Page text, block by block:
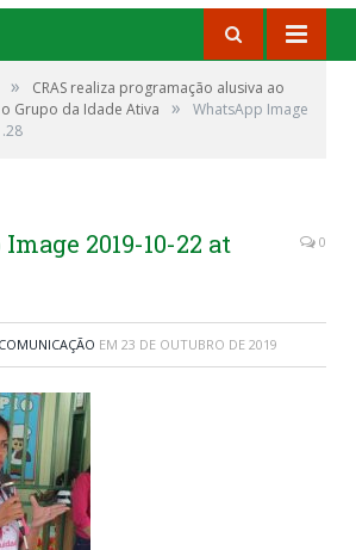
»
CRAS realiza programação alusiva ao
Grupo da Idade Ativa
»
WhatsApp Image
2019-10-22 at
0
EM 23 DE OUTUBRO DE 2019